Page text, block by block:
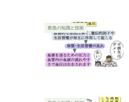
救急の知識と技術